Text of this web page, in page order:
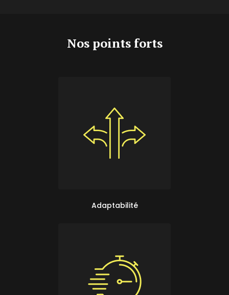
Nos points forts
Adaptabilité